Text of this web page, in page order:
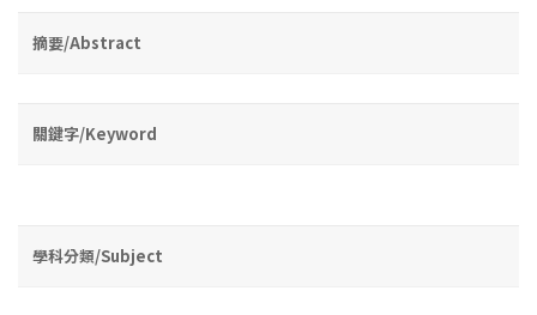
摘要/Abstract
關鍵字/Keyword
學科分類/Subject